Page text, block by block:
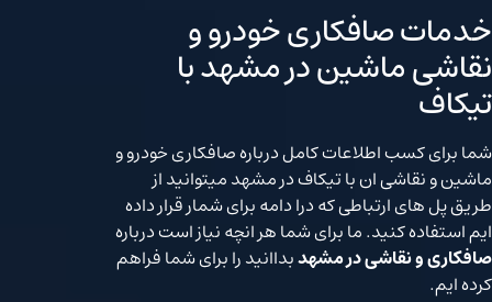
خدمات صافکاری خودرو و
نقاشی ماشین در مشهد با
تیکاف
شما برای کسب اطلاعات کامل درباره صافکاری خودرو و
ماشین و نقاشی ان با تیکاف در مشهد میتوانید از
طریق پل های ارتباطی که درا دامه برای شمار قرار داده
ایم استفاده کنید. ما برای شما هر انچه نیاز است درباره
صافکاری و نقاشی در مشهدبداانید را برای شما فراهم
کرده ایم.